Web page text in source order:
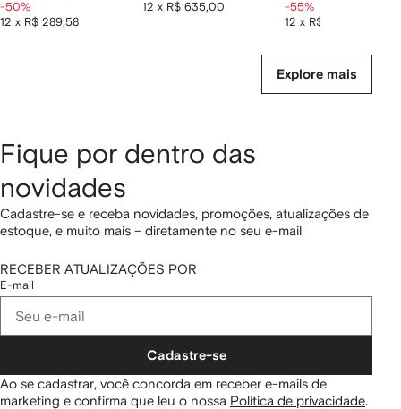
12 x R$ 289,58
-50% 12 x R$ 635,00
12 x R$ 486,17
-55%
Explore mais
Fique por dentro das
novidades
Cadastre-se e receba novidades, promoções, atualizações de
estoque, e muito mais – diretamente no seu e-mail
RECEBER ATUALIZAÇÕES POR
E-mail
Cadastre-se
Ao se cadastrar, você concorda em receber e-mails de
marketing e confirma que leu o nossa Política de privacidade.